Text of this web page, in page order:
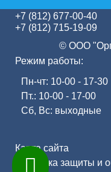
+7 (812) 677-00-40
+7 (812) 715-19-09
© ООО
Режим работы:
Пн-чт: 10-00 - 17-30
Пт.: 10-00 - 17-00
Сб, Вс: выходные
Карта сайта
Политика защиты и